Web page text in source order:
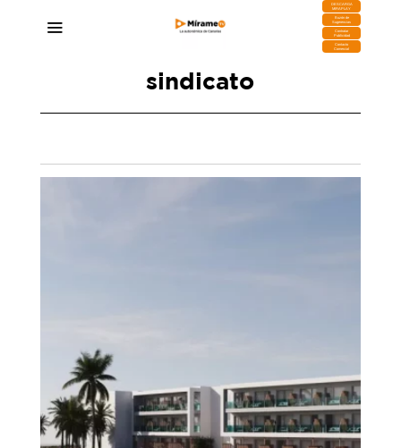
DESCARGA
MIRAPLAY
Buzón de
Sugerencias
Contratar
Publicidad
Contacto
Comercial
sindicato